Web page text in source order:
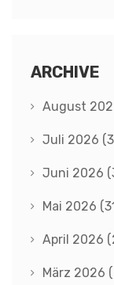
ARCHIVE
August
Juli 2026
Juni 2026
Mai 2026
April 2026
März 2026